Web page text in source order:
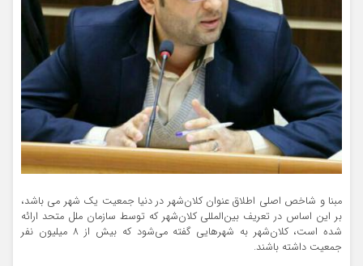
مبنا و شاخص اصلی اطلاق عنوان کلان‌شهر در دنیا جمعیت یک شهر می باشد،
بر این اساس در تعریف بین‌المللی کلان‌شهر که توسط سازمان ملل متحد ارائه
شده است، کلان‌شهر به شهرهایی گفته می‌شود که بیش از ۸ میلیون نفر
جمعیت داشته باشند.